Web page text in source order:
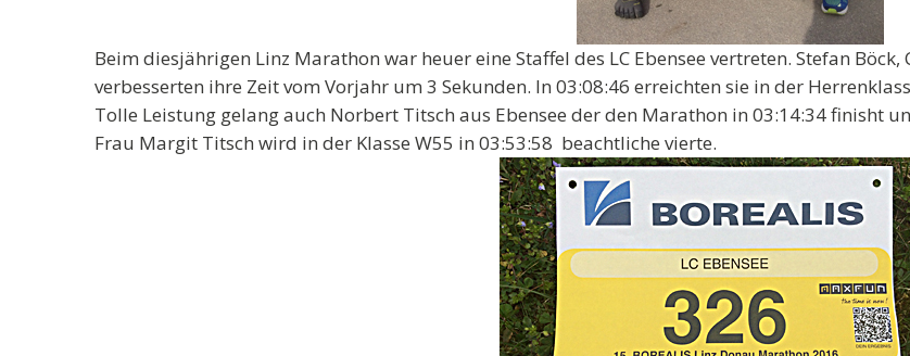
Beim diesjährigen Linz Marathon war heuer eine Staffel des LC Ebensee vertreten. Stefan
verbesserten ihre Zeit vom Vorjahr um 3 Sekunden. In 03:08:46 erreichten sie in der
Tolle Leistung gelang auch Norbert Titsch aus Ebensee der den Marathon in 03:14:34 finisht
Frau Margit Titsch wird in der Klasse W55 in 03:53:58 beachtliche vierte.